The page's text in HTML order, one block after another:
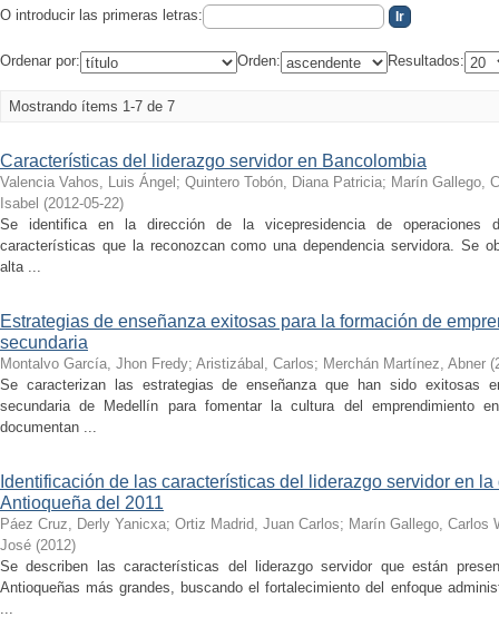
O introducir las primeras letras:
Ordenar por: Orden: Resultados:
Mostrando ítems 1-7 de 7
Características del liderazgo servidor en Bancolombia
Valencia Vahos, Luis Ángel ; Quintero Tobón, Diana Patricia; Marín Gallego,
Isabel (2012-05-22)
Se identifica en la dirección de la vicepresidencia de operaciones
características que la reconozcan como una dependencia servidora. Se
alta ...
Estrategias de enseñanza exitosas para la formación de
secundaria
Montalvo García, Jhon Fredy; Aristizábal, Carlos; Merchán Martínez, Abner (
Se caracterizan las estrategias de enseñanza que han sido exitosas
secundaria de Medellín para fomentar la cultura del emprendimiento
documentan ...
Identificación de las características del liderazgo servidor en
Antioqueña del 2011
Páez Cruz, Derly Yanicxa; Ortiz Madrid, Juan Carlos; Marín Gallego, Carlos
José (2012)
Se describen las características del liderazgo servidor que están
Antioqueñas más grandes, buscando el fortalecimiento del enfoque
...